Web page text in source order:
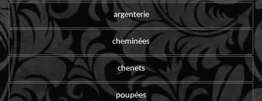
argenterie
cheminées
chenets
poupées